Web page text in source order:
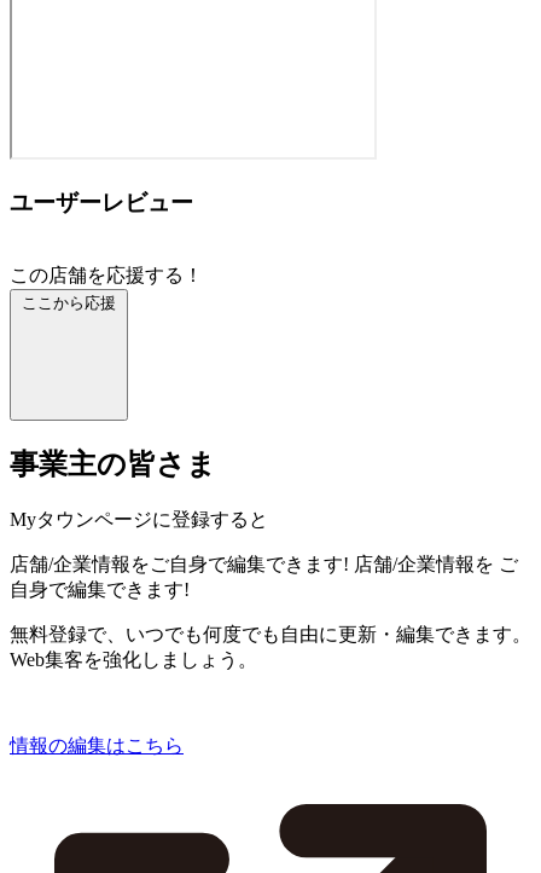
ユーザーレビュー
この店舗を応援する！
ここから応援
事業主の皆さま
Myタウンページに登録すると
店舗/企業情報をご自身で編集できます! 店舗/企業情報を ご
自身で編集できます!
無料登録で、いつでも何度でも自由に更新・編集できます。
Web集客を強化しましょう。
情報の編集はこちら